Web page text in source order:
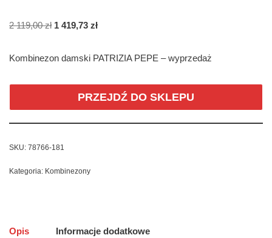
2 119,00zł 1 419,73 zł
Kombinezon damski PATRIZIA PEPE – wyprzedaż
PRZEJDŹ DO SKLEPU
SKU: 78766-181
Kategoria: Kombinezony
Opis Informacje dodatkowe